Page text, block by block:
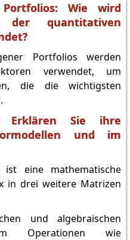
Wie wird
quantitativen
Portfolios werden
verwendet, um
die die wichtigsten
Erklären Sie ihre
und im
ist eine mathematische
in drei weitere Matrizen
und algebraischen
Operationen wie